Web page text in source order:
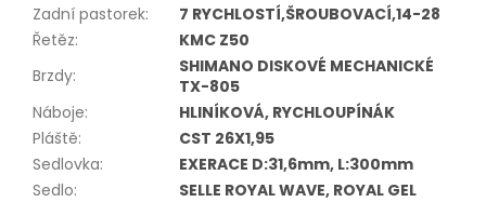
Zadní pastorek:
7 RYCHLOSTÍ,ŠROUBOVACÍ,14-28
Řetěz:
KMC Z50
Brzdy:
SHIMANO DISKOVÉ MECHANICKÉ
TX-805
Náboje:
HLINÍKOVÁ, RYCHLOUPÍNÁK
Pláště:
CST 26X1,95
Sedlovka:
EXERACE D:31,6mm, L:300mm
Sedlo:
SELLE ROYAL WAVE, ROYAL GEL